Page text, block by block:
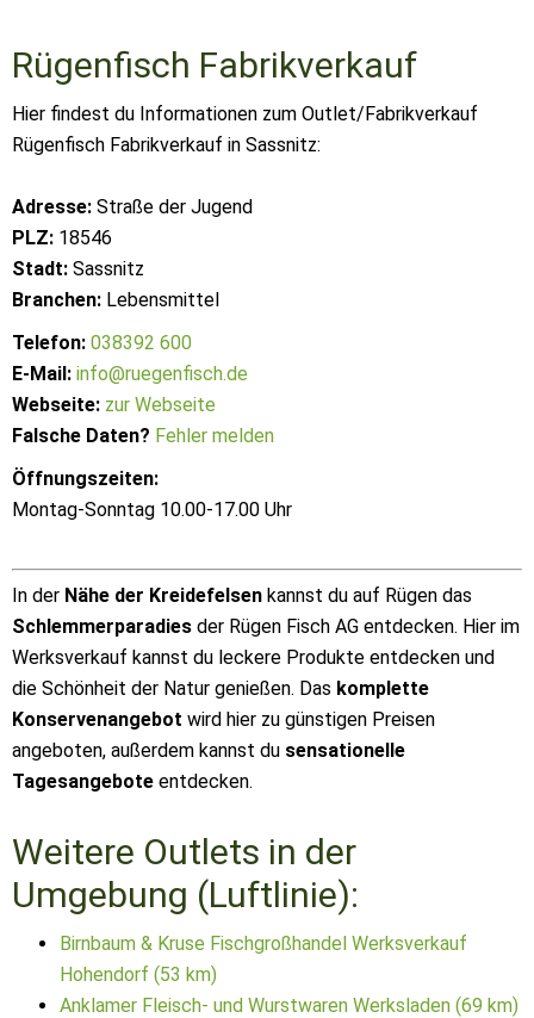
Rügenfisch Fabrikverkauf
Hier findest du Informationen zum Outlet/Fabrikverkauf
Rügenfisch Fabrikverkauf in Sassnitz:
Adresse: Straße der Jugend
PLZ: 18546
Stadt: Sassnitz
Branchen: Lebensmittel
Telefon: 038392 600
E-Mail: info@ruegenfisch.de
Webseite: zur Webseite
Falsche Daten? Fehler melden
Öffnungszeiten:
Montag-Sonntag 10.00-17.00 Uhr
In der Nähe der Kreidefelsen kannst du auf Rügen das
Schlemmerparadies der Rügen Fisch AG entdecken. Hier im
Werksverkauf kannst du leckere Produkte entdecken und
die Schönheit der Natur genießen. Das komplette
Konservenangebot wird hier zu günstigen Preisen
angeboten, außerdem kannst du sensationelle
Tagesangebote entdecken.
Weitere Outlets in der
Umgebung (Luftlinie):
Birnbaum & Kruse Fischgroßhandel Werksverkauf
Hohendorf (53 km)
Anklamer Fleisch- und Wurstwaren Werksladen (69 km)